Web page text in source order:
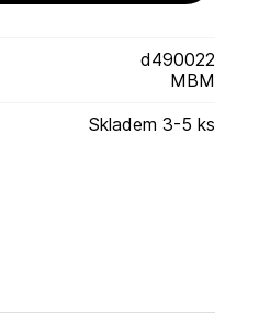
d490022
MBM
Skladem 3-5 ks